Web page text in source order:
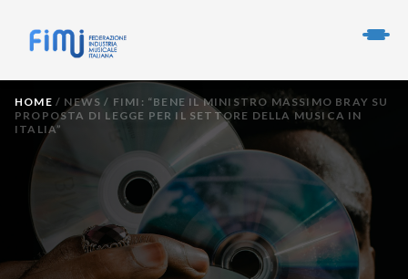
HOME / NEWS / FIMI: “BENE IL MINISTRO MASSIMO BRAY SU
PROPOSTA DI LEGGE PER IL SETTORE DELLA MUSICA IN
ITALIA”